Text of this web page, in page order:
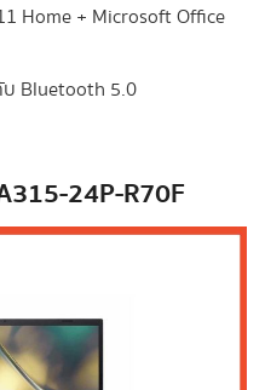
Home + Microsoft Office
บ Bluetooth 5.0
24P-R70F